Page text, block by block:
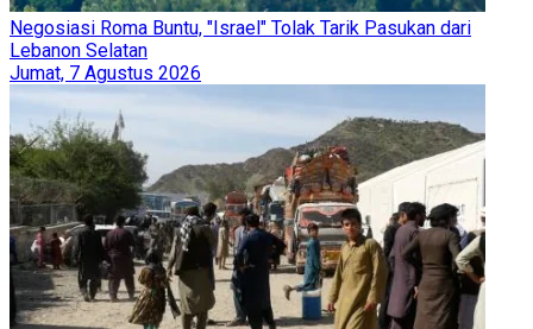
Negosiasi Roma Buntu, "Israel" Tolak Tarik Pasukan dari
Lebanon Selatan
Jumat, 7 Agustus 2026